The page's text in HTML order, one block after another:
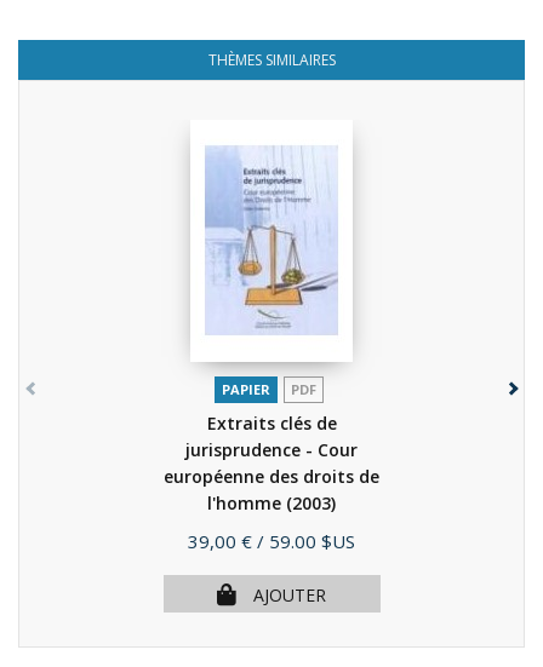
THÈMES SIMILAIRES
PAPIER PDF
Extraits clés de
jurisprudence - Cour
européenne des droits de
l'homme (2003)
Prix
39,00 € / 59.00 $US
AJOUTER